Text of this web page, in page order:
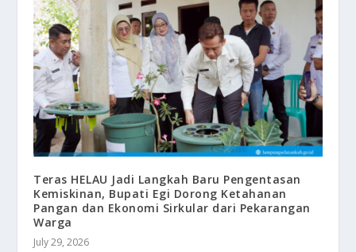
Teras HELAU Jadi Langkah Baru Pengentasan
Kemiskinan, Bupati Egi Dorong Ketahanan
Pangan dan Ekonomi Sirkular dari Pekarangan
Warga
July 29, 2026